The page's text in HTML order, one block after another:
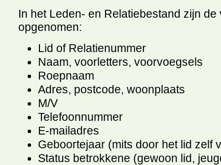
In het Leden- en Relatiebestand zijn
opgenomen:
Lid of Relatienummer
Naam, voorletters, voorvoegsels
Roepnaam
Adres, postcode, woonplaats
M/V
Telefoonnummer
E-mailadres
Geboortejaar (mits door het lid zelf
Status betrokkene (gewoon lid,